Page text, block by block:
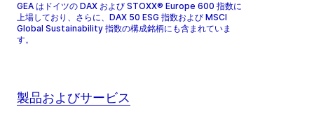
GEA はドイツの DAX および STOXX® Europe 600 指数に
上場しており、さらに、DAX 50 ESG 指数および MSCI
Global Sustainability 指数の構成銘柄にも含まれていま
す。
製品およびサービス